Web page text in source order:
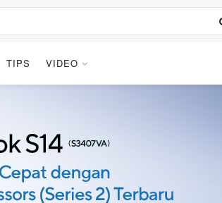
TIPS VIDEO